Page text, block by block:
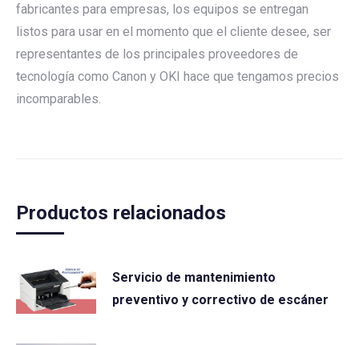
fabricantes para empresas, los equipos se entregan
listos para usar en el momento que el cliente desee, ser
representantes de los principales proveedores de
tecnología como Canon y OKI hace que tengamos precios
incomparables.
Productos relacionados
Servicio de mantenimiento
preventivo y correctivo de escáner